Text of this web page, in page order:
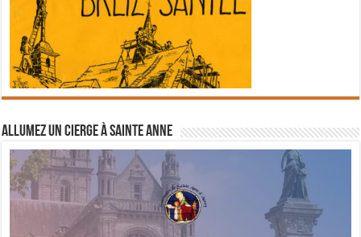
Allumez un cierge à Sainte Anne